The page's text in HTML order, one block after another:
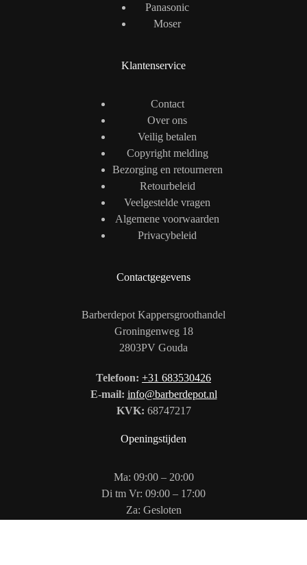
Panasonic
Moser
Klantenservice
Contact
Over ons
Veilig betalen
Copyright melding
Bezorging en retourneren
Retourbeleid
Veelgestelde vragen
Algemene voorwaarden
Privacybeleid
Contactgegevens
Barberdepot Kappersgroothandel
Groningenweg 18
2803PV Gouda
Telefoon: +31 683530426
E-mail: info@barberdepot.nl
KVK: 68747217
Openingstijden
Ma: 09:00 – 20:00
Di tm Vr: 09:00 – 17:00
Za: Gesloten